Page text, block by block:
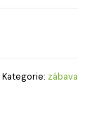
Kategorie: zábava